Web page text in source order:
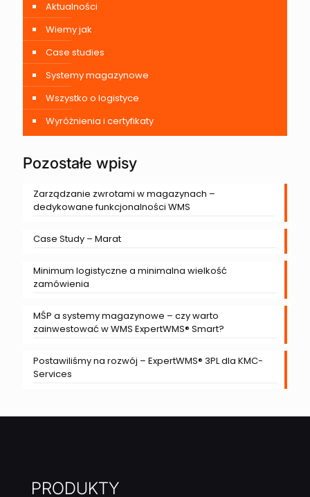
Aktualności
Wiemy jak
Case studies
Systemy magazynowe
Wszystko o logistyce
Wyróżnienia i certyfikaty
Pozostałe wpisy
Zarządzanie zwrotami w magazynach –
dedykowane funkcjonalności WMS
Case Study – Marat
Minimum logistyczne a minimalna wielkość
zamówienia
MŚP a systemy magazynowe – czy warto
zainwestować w WMS ExpertWMS® Smart?
Postawiliśmy na rozwój – ExpertWMS® 3PL dla KMC-
Services
PRODUKTY